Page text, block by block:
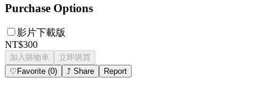
Purchase Options
影片下載版
NT$300
加入購物車
立即購買
♡ Favorite (0) ⤴ Share Report